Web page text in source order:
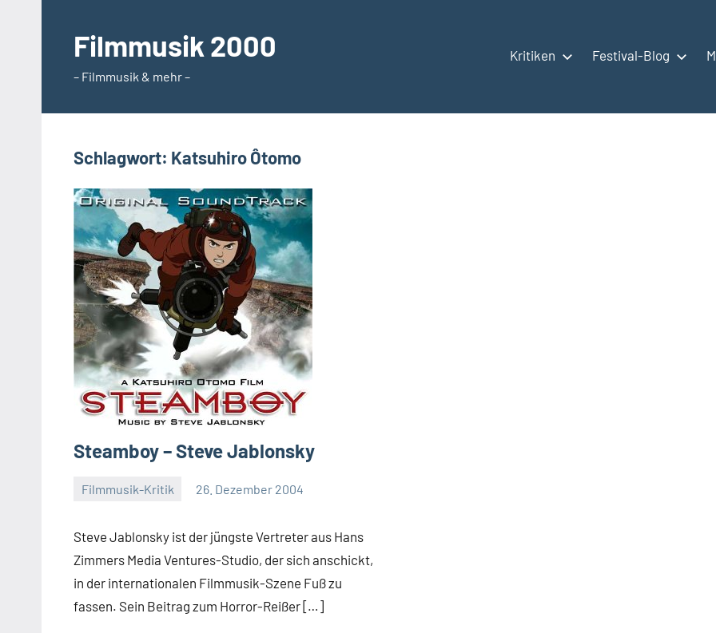
springenFilmmusik 2000
– Filmmusik & mehr –
Kritiken Festival-Blog
Schlagwort: Katsuhiro Ôtomo
Steamboy – Steve Jablonsky
Filmmusik-Kritik 26. Dezember 2004
Steve Jablonsky ist der jüngste Vertreter aus Hans
Zimmers Media Ventures-Studio, der sich anschickt,
in der internationalen Filmmusik-Szene Fuß zu
fassen. Sein Beitrag zum Horror-Reißer […]